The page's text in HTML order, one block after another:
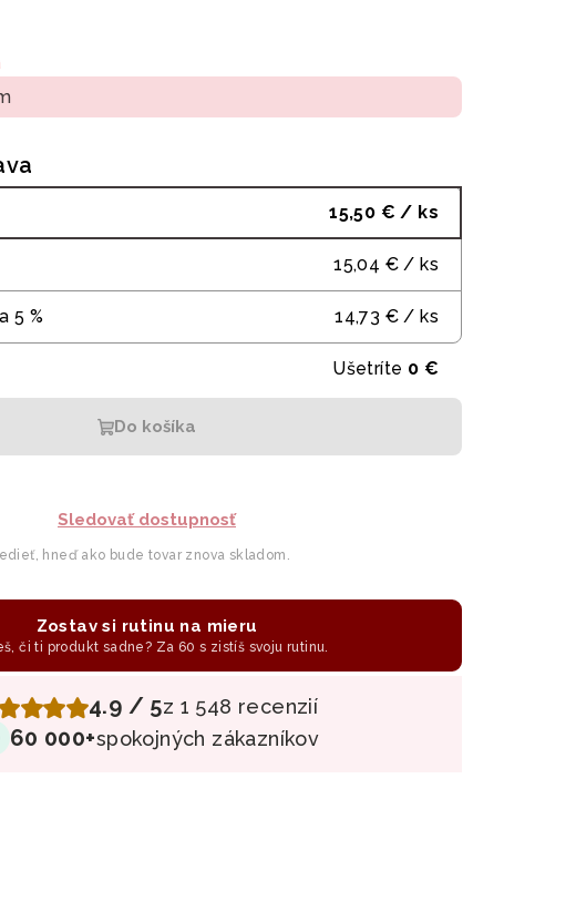
15,50 € / ks
15,04 € / ks
5 % 14,73 € / ks
Ušetríte 0 €
Do košíka
Sledovať dostupnosť
hneď ako bude tovar znova skladom.
Zostav si rutinu na mieru
či ti produkt sadne? Za 60 s zistíš svoju rutinu.
4.9 / 5z 1 548 recenzií
60 000+spokojných zákazníkov